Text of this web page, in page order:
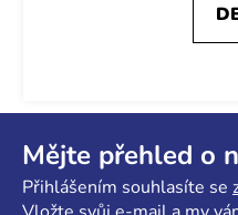
Mějte přehled o
Přihlášením souhlasíte se